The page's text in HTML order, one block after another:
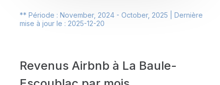
** Période : November, 2024 - October, 2025 | Dernière
mise à jour le : 2025-12-20
Revenus Airbnb à La Baule-